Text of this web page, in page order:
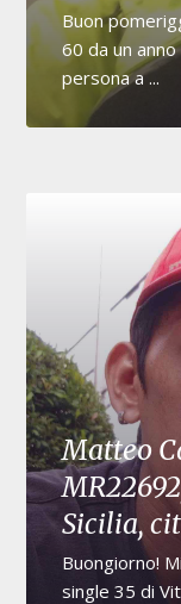
Buon
60 da un
persona a ...
Matteo
Sicilia,
Buongiorno!
single 35 di